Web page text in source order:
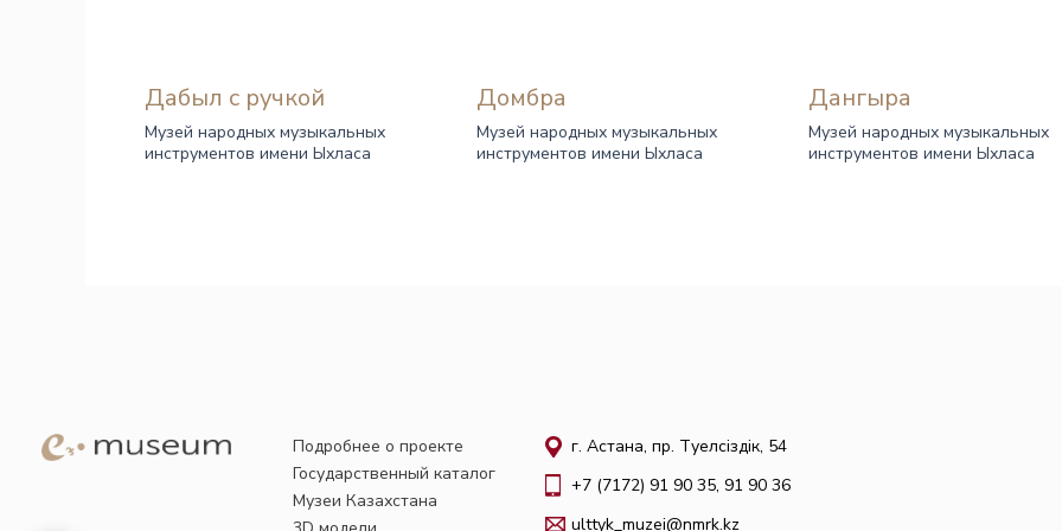
Дабыл с ручкой
Музей народных музыкальных
инструментов имени Ыхласа
Домбра
Музей народных музыкальных
инструментов имени Ыхласа
Дангыра
Музей народных музыкальных
инструментов имени Ыхласа
Подробнее о проекте
Государственный каталог
Музеи Казахстана
г. Астана, пр. Тәуелсіздік, 54
+7 (7172) 91 90 35, 91 90 36
ulttyk_muzei@nmrk.kz